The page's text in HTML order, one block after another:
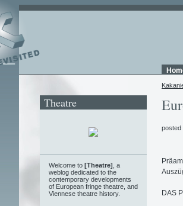
posted
DAS
Theatre
Welcome to [Theatre] , a
weblog dedicated to the
contemporary developments
of European fringe theatre, and
Viennese theatre history.